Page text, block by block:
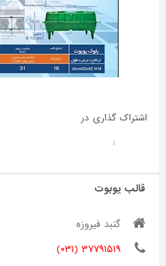
اشتراک گذاری در
:
قالب یوبوت
گنبد فیروزه
۳۷۷۹۱۵۱۹ (۰۳۱)